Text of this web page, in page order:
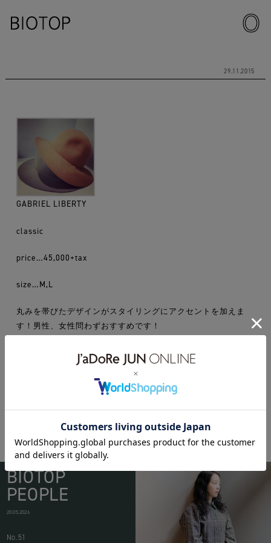
29.11.2015
GABRIEL LIBERTY
classic
price…45,000+tax
size…M,L
丸みを帯びたデザインがスタイリングにアクセントを加えま
す！男性、女性問わずおすすめです！
BIOTOP
PEOPLE
20.05.2026
No.51